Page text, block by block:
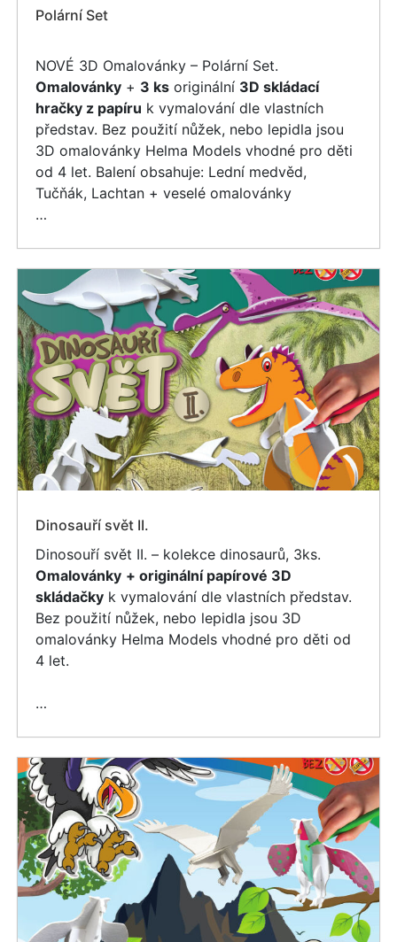
Polární Set
NOVÉ 3D Omalovánky – Polární Set.
Omalovánky + 3 ks originální 3D skládací
hračky z papíru k vymalování dle vlastních
představ. Bez použití nůžek, nebo lepidla jsou
3D omalovánky Helma Models vhodné pro děti
od 4 let. Balení obsahuje: Lední medvěd,
Tučňák, Lachtan + veselé omalovánky
…
Dinosauří svět II.
Dinosouří svět II. – kolekce dinosaurů, 3ks.
Omalovánky + originální papírové 3D
skládačky k vymalování dle vlastních představ.
Bez použití nůžek, nebo lepidla jsou 3D
omalovánky Helma Models vhodné pro děti od
4 let.
…